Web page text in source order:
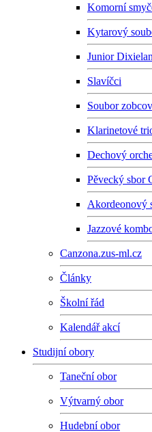
Komorní
Kytarový
Junior
Slavíčci
Soubor
Klarinetové
Dechový
Pěvecký sbor
Akordeonový
Jazzové
Canzona.zus-ml.cz
Články
Školní řád
Kalendář akcí
Studijní obory
Taneční obor
Výtvarný obor
Hudební obor